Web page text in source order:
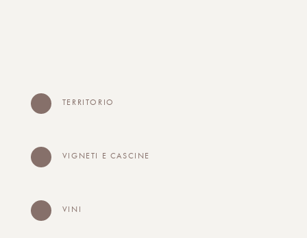
TERRITORIO
VIGNETI E CASCINE
VINI